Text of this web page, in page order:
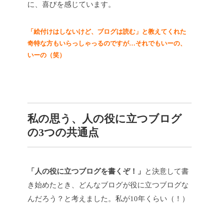
に、喜びを感じています。
「絵付けはしないけど、ブログは読む」と教えてくれた
奇特な方もいらっしゃっるのですが…それでもいーの、
いーの（笑）
私の思う、人の役に立つブログ
の3つの共通点
「人の役に立つブログを書くぞ！」
と決意して書
き始めたとき、どんなブログが役に立つブログな
んだろう？と考えました。私が10年くらい（！）